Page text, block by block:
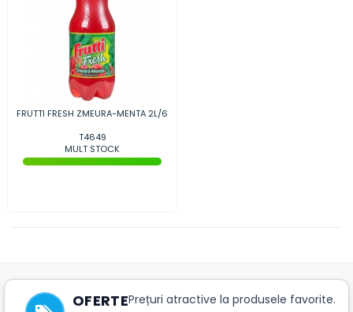
FRUTTI FRESH ZMEURA-MENTA 2L/6
T4649
MULT STOCK
OFERTEPrețuri atractive la produsele favorite.